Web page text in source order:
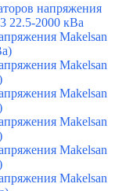
напряжения
22.5-2000 кВа
Makelsan
Makelsan
Makelsan
Makelsan
Makelsan
Makelsan